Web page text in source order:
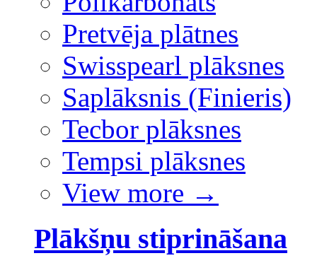
Pretvēja plātnes
Swisspearl plāksnes
Saplāksnis (Finieris)
Tecbor plāksnes
Tempsi plāksnes
View more →
Plākšņu stiprināšana